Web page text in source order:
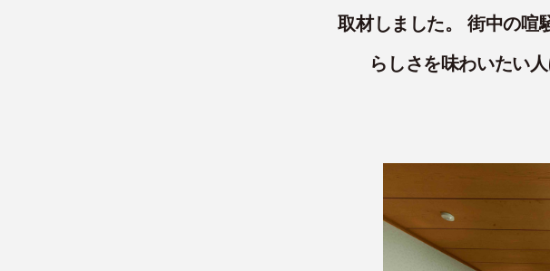
取材しました。 街中の喧
らしさを味わいたい